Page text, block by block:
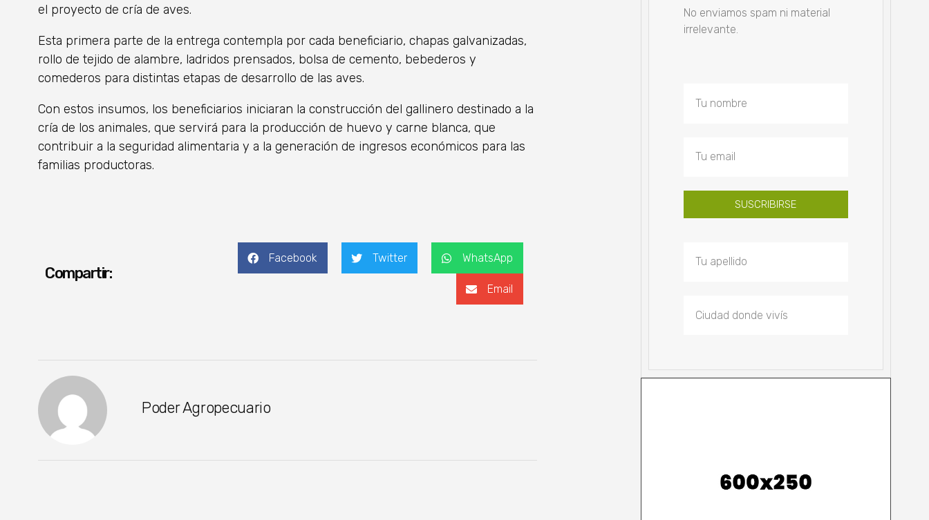
el proyecto de cría de aves.
Esta primera parte de la entrega contempla por cada beneficiario, chapas galvanizadas,
rollo de tejido de alambre, ladridos prensados, bolsa de cemento, bebederos y
comederos para distintas etapas de desarrollo de las aves.
Con estos insumos, los beneficiarios iniciaran la construcción del gallinero destinado a la
cría de los animales, que servirá para la producción de huevo y carne blanca, que
contribuir a la seguridad alimentaria y a la generación de ingresos económicos para las
familias productoras.
Compartir:
Facebook Twitter WhatsApp
Email
Poder Agropecuario
No enviamos spam ni material
irrelevante.
SUSCRIBIRSE